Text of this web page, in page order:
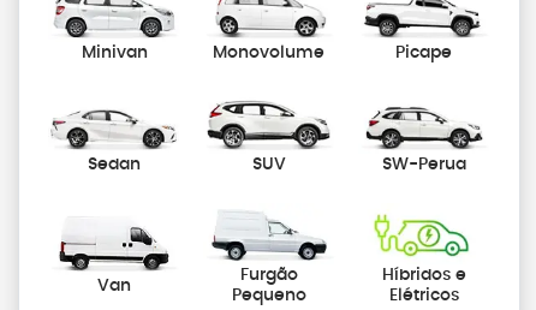
Minivan Monovolume Picape
Sedan SUV SW-Perua
Van
Furgão
Pequeno
Híbridos e
Elétricos